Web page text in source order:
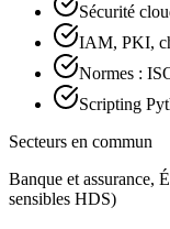
Sécurité
IAM, PKI,
Normes :
Scripting
Secteurs en commun
Banque et assurance,
sensibles HDS)